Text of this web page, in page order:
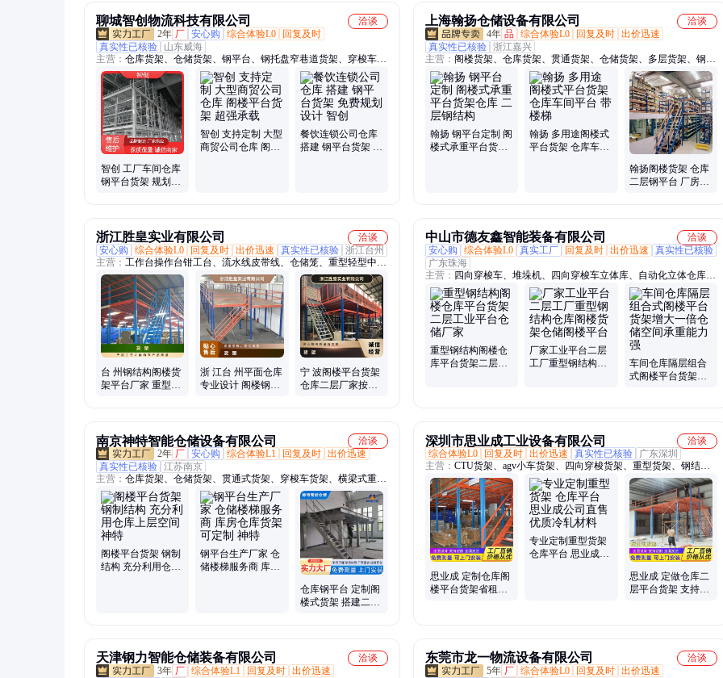
聊城智创物流科技有限公司
洽谈
2年 厂 安心购 综合体验L0
回复及时
真实性已核验
山东威海
主营： 仓库货架、仓储货架、钢平台、钢托盘窄巷道货架、穿梭车货
架、贯通货架、avg货架、cut货架、自动化立体库
智创 工厂车间仓库
钢平台货架 规划设
智创 支持定制 大型
商贸公司仓库 阁楼
餐饮连锁公司仓库
搭建 钢平台货架 免
上海翰扬仓储设备有限公司
洽谈
4年 品 综合体验L0 回复及时 出价迅速
真实性已核验 浙江嘉兴
主营： 阁楼货架、仓库货架、贯通货架、仓储货架、多层货架、钢结
构平台、组合式货架、横梁式重型货架、重型流利式货架、轻型层板
式货架、冷库穿梭式货架、钢结构货架平台、流利条架、高位板层仓
储
翰扬 钢平台定制 阁
楼式承重平台货架
翰扬 多用途阁楼式
平台货架 仓库车间
翰扬阁楼货架 仓库
二层钢平台 厂房隔
浙江胜皇实业有限公司
洽谈
安心购
综合体验L0 回复及时 出价迅速 真实性已核验 浙江台州
主营： 工作台操作台钳工台、流水线皮带线、仓储笼、重型轻型中型
货架、阁楼货架钢平台、滚筒皮带流水线工作台、铁屑周转箱周转
车、堆垛架巧固架、器具车工装车、器具车、金属钢制铁托盘、户外
公园椅长椅、锌钢铝合金护栏、文件柜更衣柜铁皮柜储物资料柜、垃
圾桶果壳箱、物流台车、车间护栏隔断围挡、金属不锈钢花箱、精品
雕塑、不锈钢推车工作台、铝合金工作台工具车、车间隔离网护栏、
精益管线棒工作台推车、车间工具车工具柜、自卸自锁底部倒料铁屑
台 州钢结构阁楼货
架平台厂家 重型组
浙 江台 州平面仓库
专业设计 阁楼钢平
宁 波阁楼平台货架
仓库二层厂家按需
中山市德友鑫智能装备有限公司
洽谈
安心购
综合体验L0 真实工厂 回复及时 出价迅速
真实性已核验
广东珠海
主营： 四向穿梭车、堆垛机、四向穿梭车立体库、自动化立体仓库、
仓储货架、智能立体冷库
重型钢结构阁楼仓
库平台货架二层工
厂家工业平台二层
工厂重型钢结构仓
车间仓库隔层组合
式阁楼平台货架增
南京神特智能仓储设备有限公司
洽谈
2年 厂 安心购 综合体验L1 回复及时 出价迅速
真实性已核验 江苏南京
主营： 仓库货架、仓储货架、贯通式货架、穿梭车货架、横梁式重型
货架、层板式中型货架
阁楼平台货架 钢制
结构 充分利用仓库
钢平台生产厂家 仓
储楼梯服务商 库房
仓库钢平台 定制阁
楼式货架 搭建二层
深圳市思业成工业设备有限公司
洽谈
综合体验L0
回复及时 出价迅速 真实性已核验
广东深圳
主营： CTU货架、agv小车货架、四向穿梭货架、重型货架、钢结构
平台、料箱货架、自动化立体库
思业成 定制仓库阁
楼平台货架省租金
专业定制重型货架
仓库平台 思业成公
思业成 定做仓库二
层平台货架 支持现
天津钢力智能仓储装备有限公司
洽谈
3年 厂 综合体验L1 回复及时 出价迅速
东莞市龙一物流设备有限公司
洽谈
5年 厂 综合体验L0 回复及时 出价迅速